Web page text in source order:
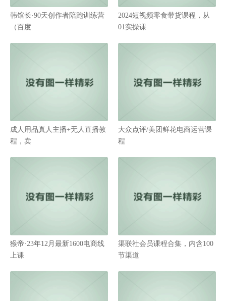
韩馆长·90天创作者陪跑训练营
（百度
2024短视频零食带货课程，从
01实操课
成人用品真人主播+无人直播教
程，卖
大众点评/美团鲜花电商运营课
程
猴帝·23年12月最新1600电商线
上课
渠联社会员课程合集，内含100
节渠道